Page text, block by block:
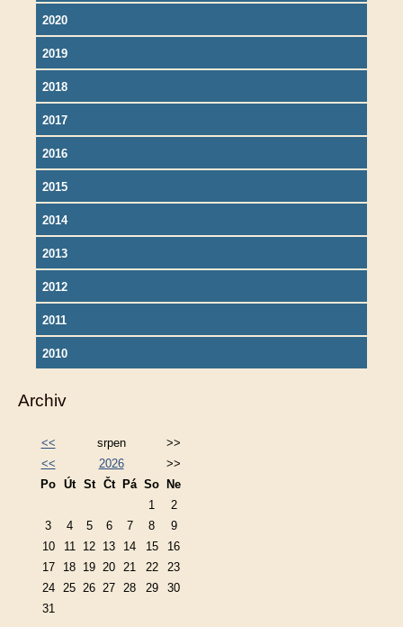
2020
2019
2018
2017
2016
2015
2014
2013
2012
2011
2010
Archiv
<< srpen
>>
<<
2026
>>
Po Út St Čt Pá So
Ne
1
2
3
4 5 6 7 8
9
10
11 12 13 14 15
16
17
18 19 20 21 22
23
24
25 26 27 28 29
30
31